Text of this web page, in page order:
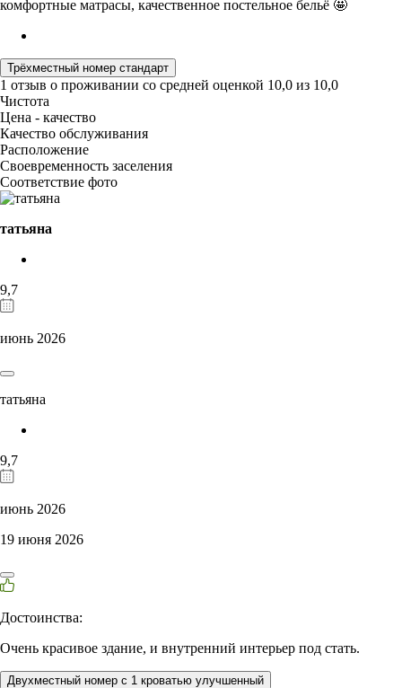
комфортные матрасы, качественное постельное бельё 🤩
Трёхместный номер стандарт
1 отзыв о проживании со средней оценкой 10,0 из 10,0
Чистота
Цена - качество
Качество обслуживания
Расположение
Своевременность заселения
Соответствие фото
татьяна
9,7
июнь 2026
татьяна
9,7
июнь 2026
19 июня 2026
Достоинства:
Очень красивое здание, и внутренний интерьер под стать.
Двухместный номер с 1 кроватью улучшенный